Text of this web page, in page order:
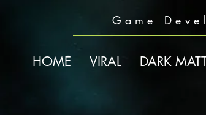
Game
HOME VIRAL DARK